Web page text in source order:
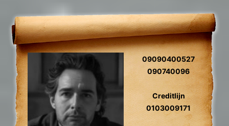
09090400527
090740096
Creditlijn
0103009171